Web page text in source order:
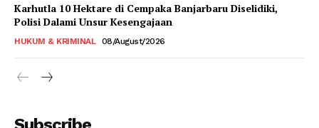
Karhutla 10 Hektare di Cempaka Banjarbaru Diselidiki,
Polisi Dalami Unsur Kesengajaan
HUKUM & KRIMINAL 08/August/2026